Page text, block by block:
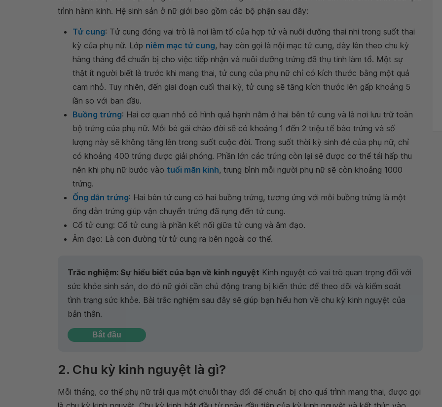
trình hành kinh. Hệ sinh sản ở nữ giới bao gồm các bộ phận sau đây:
Tử cung: Tử cung đóng vai trò là nơi làm tổ của hợp tử và nuôi dưỡng thai nhi trong suốt thai
kỳ của phụ nữ. Lớp niêm mạc tử cung, hay còn gọi là nội mạc tử cung, dày lên theo chu kỳ
hàng tháng để chuẩn bị cho việc tiếp nhận và nuôi dưỡng trứng đã thụ tinh làm tổ. Một sự
thật ít người biết là trước khi mang thai, tử cung của phụ nữ chỉ có kích thước bằng một quả
cam nhỏ. Tuy nhiên, đến giai đoạn cuối thai kỳ, tử cung sẽ tăng kích thước lên gấp khoảng 5
lần so với ban đầu.
Buồng trứng: Hai cơ quan nhỏ có hình quả hạnh nằm ở hai bên tử cung và là nơi lưu trữ toàn
bộ trứng của phụ nữ. Mỗi bé gái chào đời sẽ có khoảng 1 đến 2 triệu tế bào trứng và số
lượng này sẽ không tăng lên trong suốt cuộc đời. Trong suốt thời kỳ sinh đẻ của phụ nữ, chỉ
có khoảng 400 trứng được giải phóng. Phần lớn các trứng còn lại sẽ được cơ thể tái hấp thu
nên khi phụ nữ bước vào tuổi mãn kinh, trung bình mỗi người phụ nữ sẽ còn khoảng 1000
trứng.
Ống dẫn trứng: Hai bên tử cung có hai buồng trứng, tương ứng với mỗi buồng trứng là một
ống dẫn trứng giúp vận chuyển trứng đã rụng đến tử cung.
Cổ tử cung: Cổ tử cung là phần kết nối giữa tử cung và âm đạo.
Âm đạo: Là con đường từ tử cung ra bên ngoài cơ thể.
Trắc nghiệm: Sự hiểu biết của bạn về kinh nguyệt Kinh nguyệt có vai trò quan trọng đối với
sức khỏe sinh sản, do đó nữ giới cần chủ động trang bị kiến thức để theo dõi và kiểm soát
tình trạng sức khỏe. Bài trắc nghiệm sau đây sẽ giúp bạn hiểu hơn về chu kỳ kinh nguyệt của
bản thân.
Bắt đầu
2. Chu kỳ kinh nguyệt là gì?
Mỗi tháng, cơ thể phụ nữ trải qua một chuỗi thay đổi để chuẩn bị cho quá trình mang thai, được gọi